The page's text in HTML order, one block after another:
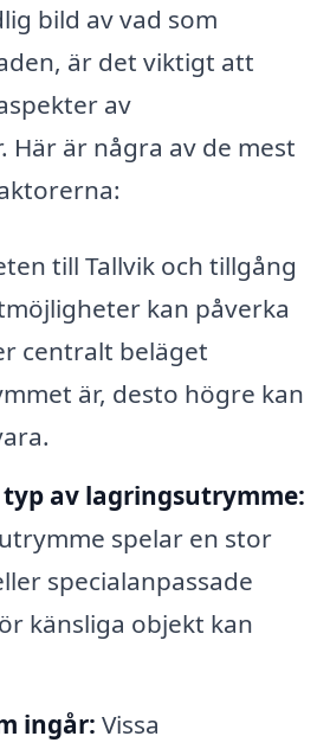
bild av vad som
är det viktigt att
av
Här är några av de mest
till Tallvik och tillgång
kan påverka
centralt beläget
är, desto högre kan
av lagringsutrymme:
spelar en stor
specialanpassade
känsliga objekt kan
ingår: Vissa